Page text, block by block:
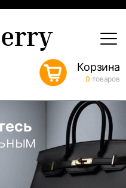
Корзина
0 товаров